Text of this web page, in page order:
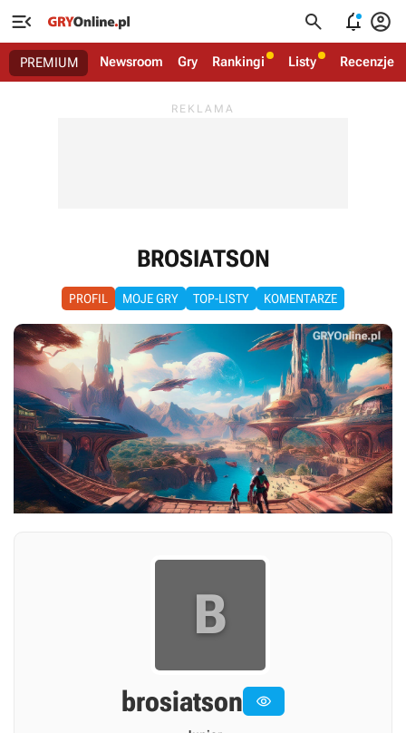
   
PREMIUM Newsroom Gry Rankingi Listy Recenzje
BROSIATSON
PROFIL MOJE GRY TOP-LISTY KOMENTARZE
B
brosiatson 